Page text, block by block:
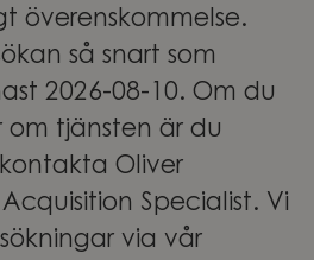
överenskommelse.
så snart som
2026-08-10. Om du
om tjänsten är du
Oliver
Specialist. Vi
via vår